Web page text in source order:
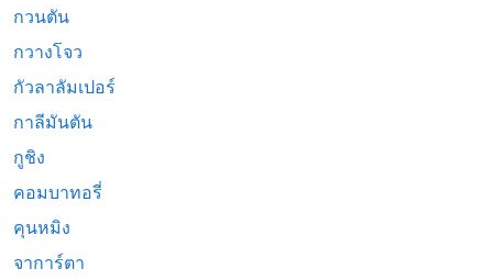
กวนตัน
กวางโจว
กัวลาลัมเปอร์
กาลีมันตัน
กูชิง
คอมบาทอรี่
คุนหมิง
จาการ์ตา